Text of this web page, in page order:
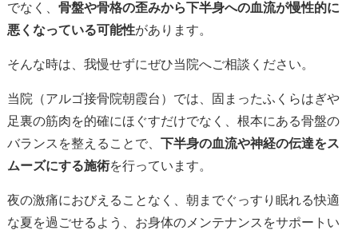
でなく、 骨盤や骨格の歪みから下半身への血流が慢性的に
悪くなっている可能性があります。
そんな時は、我慢せずにぜひ当院へご相談ください。
当院（アルゴ接骨院朝霞台）では、固まったふくらはぎや
足裏の筋肉を的確にほぐすだけでなく、根本にある骨盤の
バランスを整えることで、 下半身の血流や神経の伝達をス
ムーズにする施術を行っています。
夜の激痛におびえることなく、朝までぐっすり眠れる快適
な夏を過ごせるよう、お身体のメンテナンスをサポートい